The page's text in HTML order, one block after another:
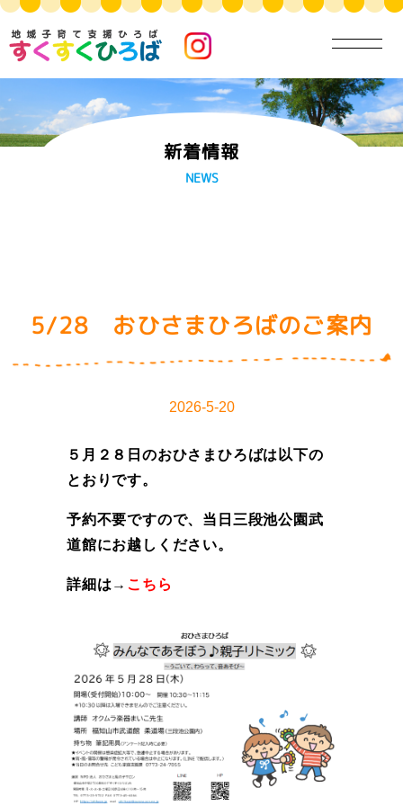
新着情報
NEWS
5/28 おひさまひろばのご案内
2026-5-20
５月２８日のおひさまひろばは以下の
とおりです。
予約不要ですので、当日三段池公園武
道館にお越しください。
詳細は→ こちら